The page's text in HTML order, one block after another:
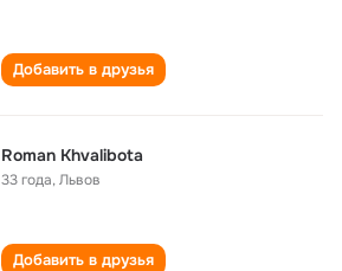
Добавить в друзья
Roman Khvalibota
33 года,Львов
Добавить в друзья